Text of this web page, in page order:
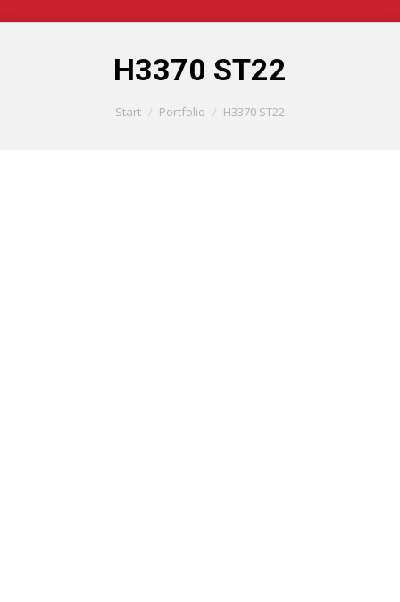
H3370 ST22
Sie befinden sich hier:
Start Portfolio H3370 ST22